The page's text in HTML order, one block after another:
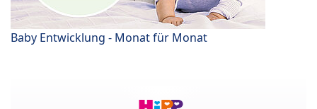
Baby Entwicklung - Monat für Monat